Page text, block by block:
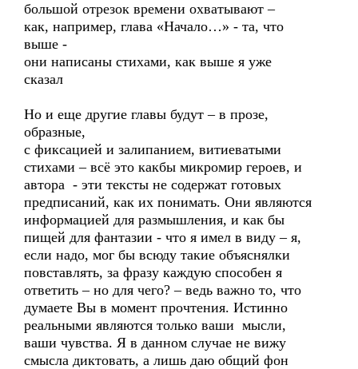
большой отрезок времени охватывают –
как, например, глава «Начало…» - та, что
выше -
они написаны стихами, как выше я уже
сказал
Но и еще другие главы будут – в прозе,
образные,
с фиксацией и залипанием, витиеватыми
стихами – всё это какбы микромир героев, и
автора - эти тексты не содержат готовых
предписаний, как их понимать. Они являются
информацией для размышления, и как бы
пищей для фантазии - что я имел в виду – я,
если надо, мог бы всюду такие объяснялки
повставлять, за фразу каждую способен я
ответить – но для чего? – ведь важно то, что
думаете Вы в момент прочтения. Истинно
реальными являются только ваши мысли,
ваши чувства. Я в данном случае не вижу
смысла диктовать, а лишь даю общий фон